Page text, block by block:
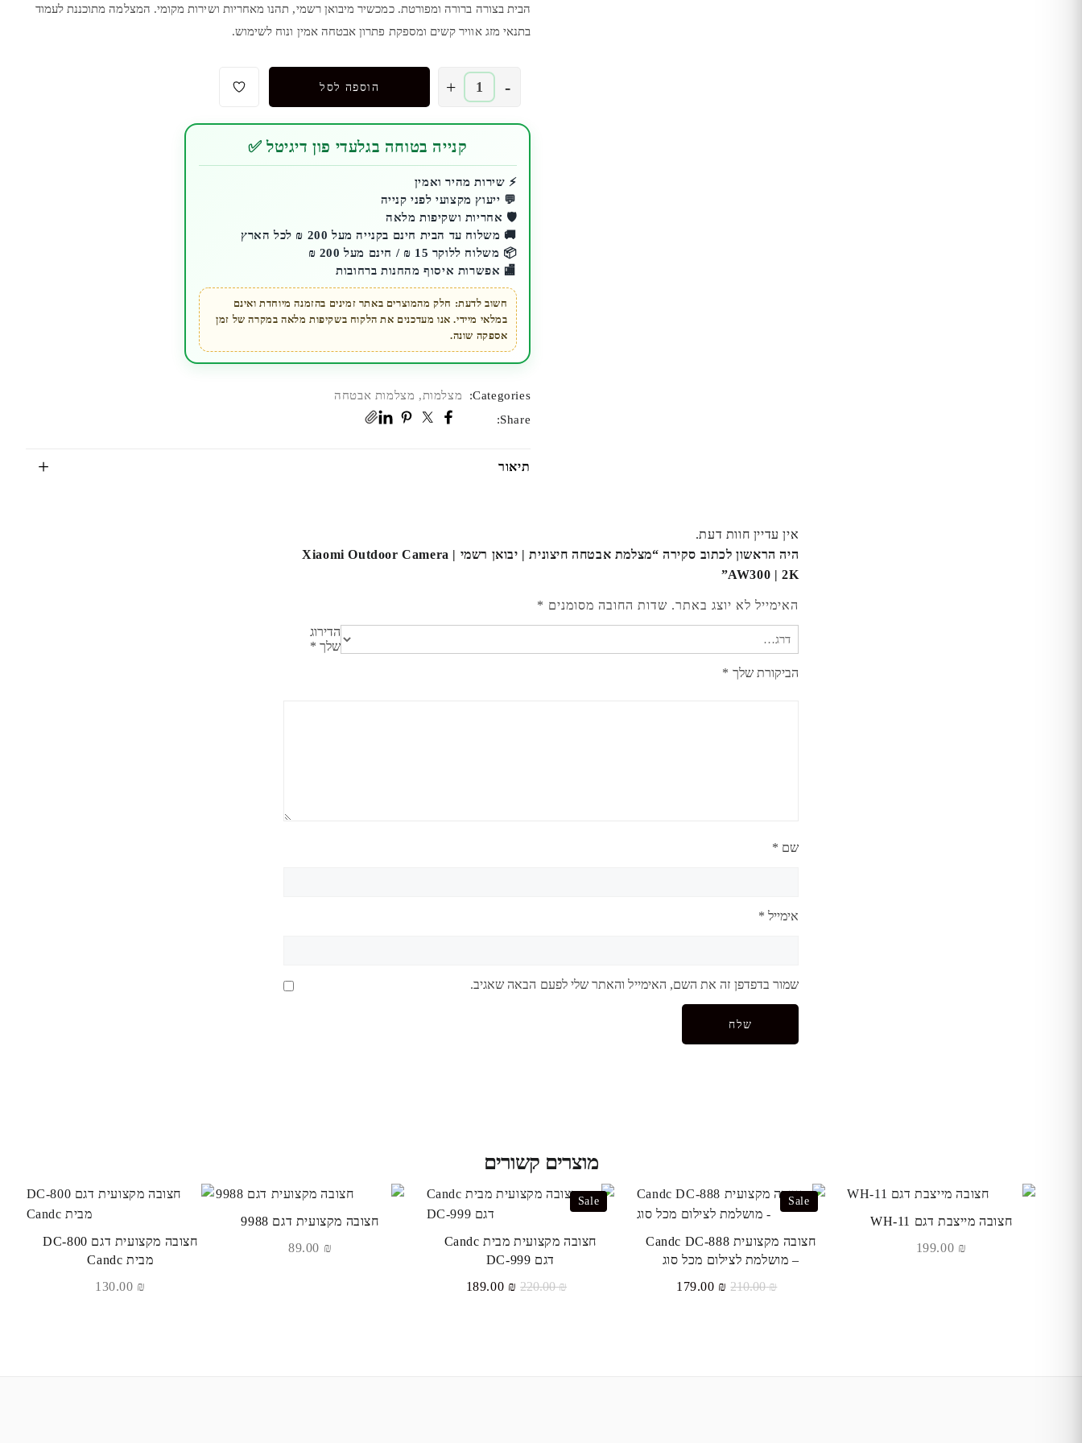
הבית בצורה ברורה ומפורטת. כמכשיר מיבואן רשמי, תהנו מאחריות ושירות מקומי. המצלמה מתוכננת לעמוד
בתנאי מזג אוויר קשים ומספקת פתרון אבטחה אמין ונוח לשימוש.
-
כמות
של
מצלמת
אבטחה
|
יבואן
רשמי
|
Camera
AW300
|
2K
+ הוספה לסל
קנייה בטוחה בגלעדי פון דיגיטל ✅
⚡ שירות מהיר ואמין
💬 ייעוץ מקצועי לפני קנייה
🛡️ אחריות ושקיפות מלאה
🚚 משלוח עד הבית חינם בקנייה מעל 200 ₪ לכל הארץ
📦 משלוח ללוקר 15 ₪ / חינם מעל 200 ₪
🏬 אפשרות איסוף מהחנות ברחובות
חשוב לדעת: חלק מהמוצרים באתר זמינים בהזמנה מיוחדת ואינם
במלאי מיידי. אנו מעדכנים את הלקוח בשקיפות מלאה במקרה של זמן
אספקה שונה.
Categories: מצלמות, מצלמות אבטחה
Share:
תיאור
אין עדיין חוות דעת.
היה הראשון לכתוב סקירה “מצלמת אבטחה חיצונית | יבואן רשמי | Xiaomi Outdoor Camera
AW300 | 2K”
האימייל לא יוצג באתר. שדות החובה מסומנים *
הדירוג
שלך *
הביקורת שלך *
שם *
אימייל *
שמור בדפדפן זה את השם, האימייל והאתר שלי לפעם הבאה שאגיב.
מוצרים קשורים
חצובה מייצבת דגם WH-11
₪
Sale
חצובה מקצועית Candc DC-888
– מושלמת לצילום מכל סוג
₪
210.00
המחיר
₪
Sale
חצובה מקצועית מבית Candc
דגם DC-999
₪
220.00
המחיר
₪
חצובה מקצועית דגם 9988
₪
חצובה מקצועית דגם DC-800
מבית Candc
₪